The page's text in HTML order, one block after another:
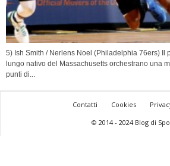
5) Ish Smith / Nerlens Noel (Philadelphia 76ers) Il
lungo nativo del Massachusetts orchestrano una
punti di...
Contatti Cookies
© 2014 - 2024 Blog di